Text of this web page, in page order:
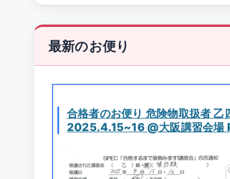
最新のお便り
合格者のお便り 危険物取扱者 乙
2025.4.15~16 @大阪講習会場